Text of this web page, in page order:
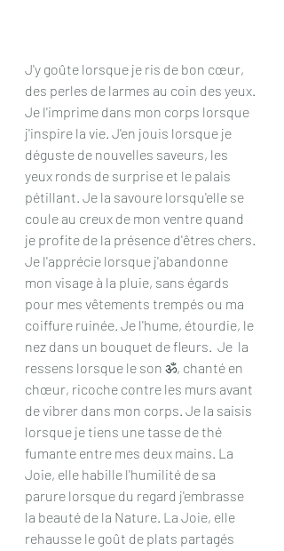
J'y goûte lorsque je ris de bon cœur,
des perles de larmes au coin des yeux.
Je l'imprime dans mon corps lorsque
j'inspire la vie. J'en jouis lorsque je
déguste de nouvelles saveurs, les
yeux ronds de surprise et le palais
pétillant. Je la savoure lorsqu'elle se
coule au creux de mon ventre quand
je profite de la présence d'êtres chers.
Je l'apprécie lorsque j'abandonne
mon visage à la pluie, sans égards
pour mes vêtements trempés ou ma
coiffure ruinée. Je l'hume, étourdie, le
nez dans un bouquet de fleurs.  Je  la
ressens lorsque le son ॐ, chanté en
chœur, ricoche contre les murs avant
de vibrer dans mon corps. Je la saisis
lorsque je tiens une tasse de thé
fumante entre mes deux mains. La
Joie, elle habille l'humilité de sa
parure lorsque du regard j'embrasse
la beauté de la Nature. La Joie, elle
rehausse le goût de plats partagés